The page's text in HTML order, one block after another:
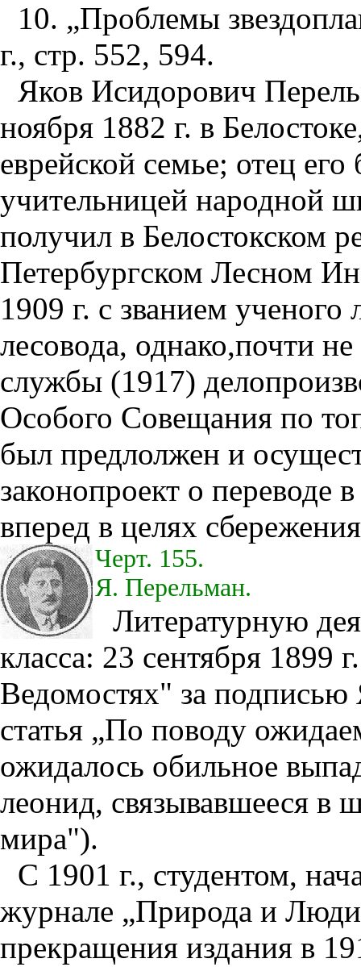
10. „Проблемы
г., стр. 552, 594.
Яков Исидорович
ноября 1882 г. в
еврейской семье; отец
учительницей народной
получил в Белостокском
Петербургском Лесном
1909 г. с званием
лесовода, однако,почти
службы (1917)
Особого Совещания по
был предлолжен и
законопроект о переводе
вперед в целях
Черт. 155.
Я. Перельман.
Литературную
класса: 23 сентября 1899
Ведомостях" за подписью
статья „По поводу
ожидалось обильное
леонид, связывавшееся в
мира").
С 1901 г., студентом,
журнале „Природа и
прекращения издания в